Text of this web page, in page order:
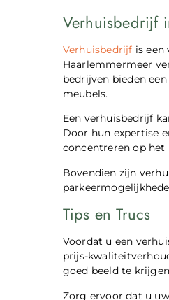
Verhuisbedrijf
Verhuisbedrijf is een
Haarlemmermeer
bedrijven bieden
meubels.
Een verhuisbedrijf
Door hun expertise
concentreren op het
Bovendien zijn
Tips en Trucs
Voordat u een
prijs-
goed beeld te
Zorg ervoor dat u